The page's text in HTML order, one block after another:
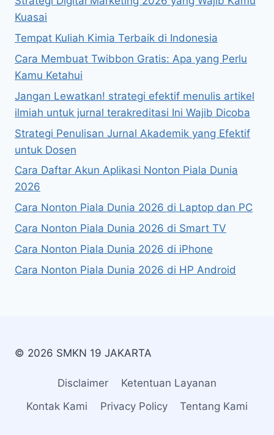
MEMBANGUNNYA
Kuasai
Tempat Kuliah Kimia Terbaik di Indonesia
Cara Membuat Twibbon Gratis: Apa yang Perlu
Kamu Ketahui
Jangan Lewatkan! strategi efektif menulis artikel
ilmiah untuk jurnal terakreditasi Ini Wajib Dicoba
Strategi Penulisan Jurnal Akademik yang Efektif
untuk Dosen
Cara Daftar Akun Aplikasi Nonton Piala Dunia
2026
Cara Nonton Piala Dunia 2026 di Laptop dan PC
Cara Nonton Piala Dunia 2026 di Smart TV
Cara Nonton Piala Dunia 2026 di iPhone
Cara Nonton Piala Dunia 2026 di HP Android
© 2026 SMKN 19 JAKARTA
Disclaimer
Ketentuan Layanan
Kontak Kami
Privacy Policy Tentang Kami